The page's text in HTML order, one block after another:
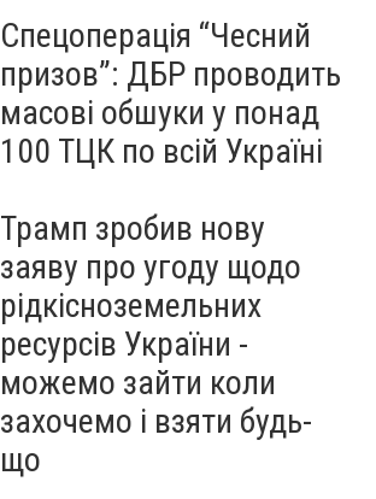
Спецоперація “Чесний
призов”: ДБР проводить
масові обшуки у понад
100 ТЦК по всій Україні
Трамп зробив нову
заяву про угоду щодо
рідкісноземельних
ресурсів України -
можемо зайти коли
захочемо і взяти будь-
що